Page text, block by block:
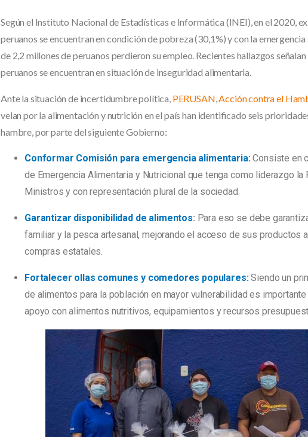
Según el Instituto Nacional de Estadísticas e Informática (INEI), en el 2020,
peruanos se encuentran en condición de pobreza (30,1%) y con la
de 2,2 millones de peruanos perdieron su empleo. Recientes hallazgos
peruanos se encuentran en situación de inseguridad alimentaria.
Ante la situación de incertidumbre política, PERUSAN,Acción contra el
velan por la alimentación y nutrición en el país han identificado seis
hambre, por parte del siguiente Gobierno:
Conformar Comisión para emergencia alimentaria:Consiste en
de Emergencia Alimentaria y Nutricional que tenga como liderazgo
Ministros y con representación plural de la sociedad.
Garantizar disponibilidad de alimentos: Para eso se debe
familiar y la pesca artesanal, mejorando el acceso de sus productos
compras estatales.
Fortalecer ollas comunes y comedores populares:Siendo un
de alimentos para la población en mayor vulnerabilidad es
apoyo con alimentos nutritivos, equipamientos y recursos